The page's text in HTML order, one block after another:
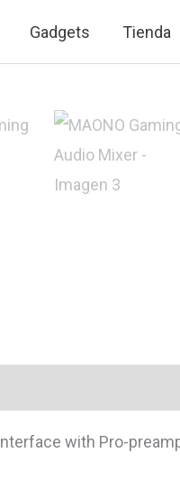
Gadgets Tienda
with Pro-